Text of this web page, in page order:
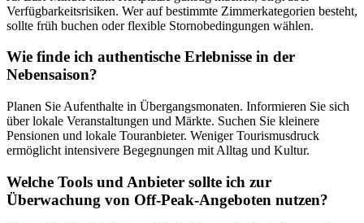
Verfügbarkeitsrisiken. Wer auf bestimmte Zimmerkategorien besteht,
sollte früh buchen oder flexible Stornobedingungen wählen.
Wie finde ich authentische Erlebnisse in der
Nebensaison?
Planen Sie Aufenthalte in Übergangsmonaten. Informieren Sie sich
über lokale Veranstaltungen und Märkte. Suchen Sie kleinere
Pensionen und lokale Touranbieter. Weniger Tourismusdruck
ermöglicht intensivere Begegnungen mit Alltag und Kultur.
Welche Tools und Anbieter sollte ich zur
Überwachung von Off-Peak-Angeboten nutzen?